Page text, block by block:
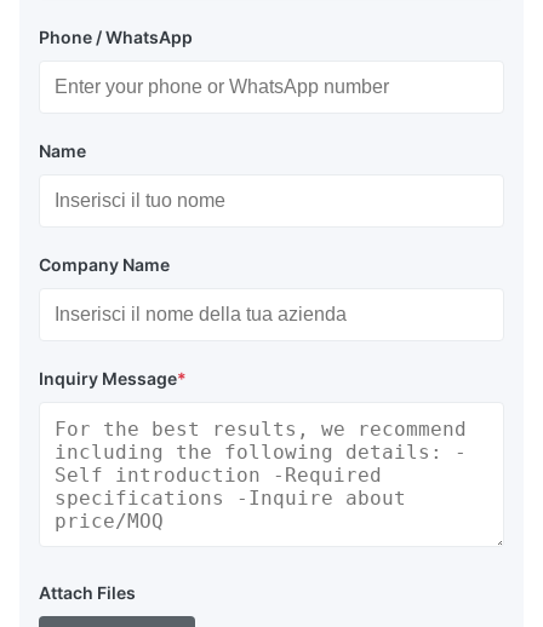
Phone / WhatsApp
Name
Company Name
Inquiry Message*
Attach Files